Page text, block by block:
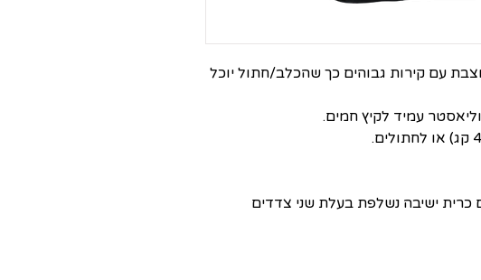
עם קירות גבוהים כך שהכלב/חתול יוכל
עמיד לקיץ חמים.
כרית ישיבה נשלפת בעלת שני צדדים